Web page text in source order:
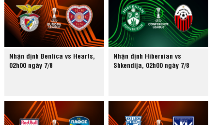
Nhận định Benfica vs Hearts,
02h00 ngày 7/8
Nhận định Hibernian vs
Shkendija, 02h00 ngày 7/8